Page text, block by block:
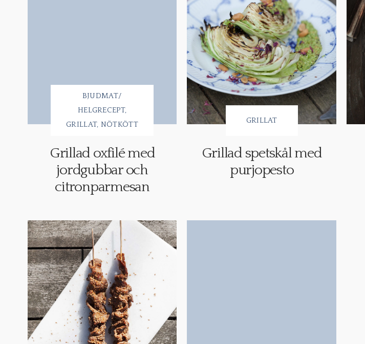
BJUDMAT/
HELGRECEPT
GRILLAT NÖTKÖTT
Grillad oxfilé med
jordgubbar och
citronparmesan
GRILLAT
Grillad spetskål med
purjopesto